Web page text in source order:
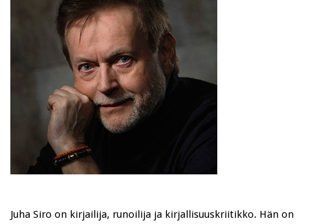
Juha Siro on kirjailija, runoilija ja kirjallisuuskriitikko. Hän on